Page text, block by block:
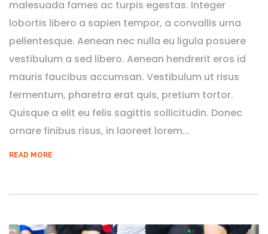
malesuada fames ac turpis egestas. Integer
lobortis libero a sapien tempor, a convallis urna
pellentesque. Aenean nec nulla eu ligula posuere
vestibulum a sed libero. Aenean hendrerit eros id
mauris faucibus accumsan. Vestibulum ut risus
fermentum, pharetra erat quis, pretium tortor.
Quisque a elit eu felis sagittis sollicitudin. Donec
ornare finibus risus, in laoreet lorem...
READ MORE